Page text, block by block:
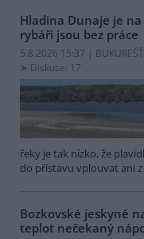
Hladina Dunaje je
rybáři jsou bez práce
5.8.2026 15:37 |
Diskuse: 17
řeky je tak nízko, že
do přístavu vplouvat ani
Bozkovské jeskyně
teplot nečekaný